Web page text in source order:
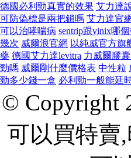
德國必利勁真實的效果 艾力達
可防偽標是兩把鎖嗎 艾力達官
可以治哮喘病 sentrip跟vinix哪
幾次 威爾浪官網 以純威官方旗
藥 德國艾力達levitra 力威爾膠
勁嗎 威爾剛什麼價格表 中性粒
勁多少錢一盒 必利勁一般能延
© Copyright
可以買特賣